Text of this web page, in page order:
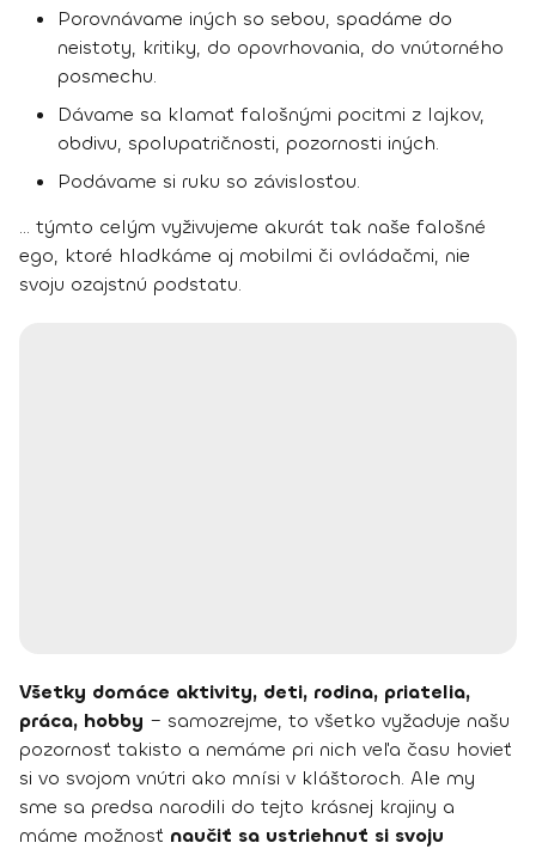
Porovnávame iných so sebou, spadáme do
neistoty, kritiky, do opovrhovania, do vnútorného
posmechu.
Dávame sa klamať falošnými pocitmi z lajkov,
obdivu, spolupatričnosti, pozornosti iných.
Podávame si ruku so závislosťou.
... týmto celým vyživujeme akurát tak naše falošné
ego, ktoré hladkáme aj mobilmi či ovládačmi, nie
svoju ozajstnú podstatu.
Všetky domáce aktivity, deti, rodina, priatelia,
práca, hobby – samozrejme, to všetko vyžaduje našu
pozornosť takisto a nemáme pri nich veľa času hovieť
si vo svojom vnútri ako mnísi v kláštoroch. Ale my
sme sa predsa narodili do tejto krásnej krajiny a
máme možnosť naučiť sa ustriehnuť si svoju